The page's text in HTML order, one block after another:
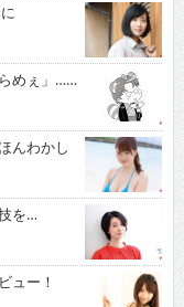
めぇ」……
んわかし
を…
ュー！